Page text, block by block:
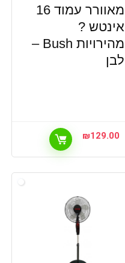
מאוורר עמוד 16
אינטש ?
מהירויות Bush –
לבן
₪129.00